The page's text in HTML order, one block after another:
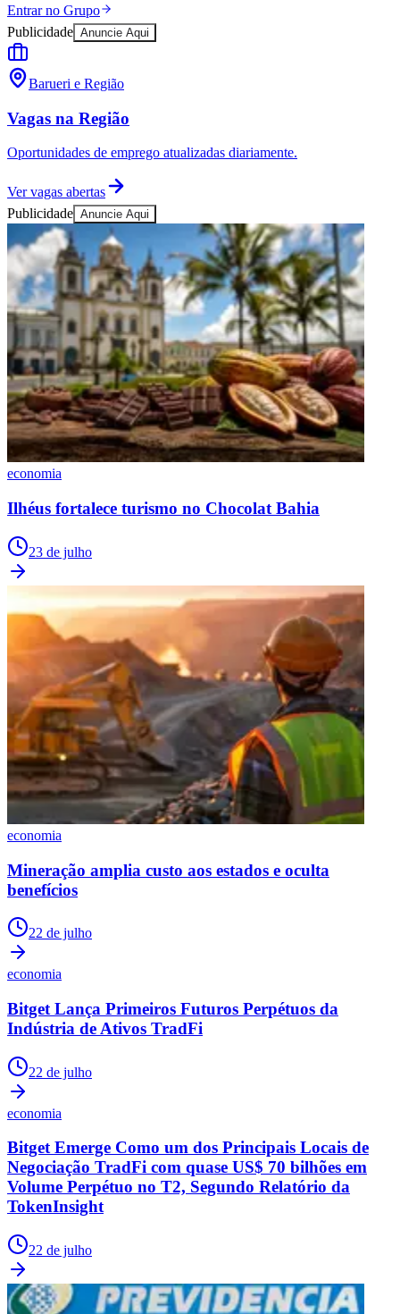
Entrar no Grupo
Publicidade Anuncie Aqui
Barueri e Região
Vagas na Região
Oportunidades de emprego atualizadas diariamente.
Ver vagas abertas
Publicidade Anuncie Aqui
economia
Ilhéus fortalece turismo no Chocolat Bahia
23 de julho
economia
Mineração amplia custo aos estados e oculta
benefícios
22 de julho
economia
Bitget Lança Primeiros Futuros Perpétuos da
Indústria de Ativos TradFi
22 de julho
economia
Bitget Emerge Como um dos Principais Locais de
Negociação TradFi com quase US$ 70 bilhões em
Volume Perpétuo no T2, Segundo Relatório da
TokenInsight
22 de julho